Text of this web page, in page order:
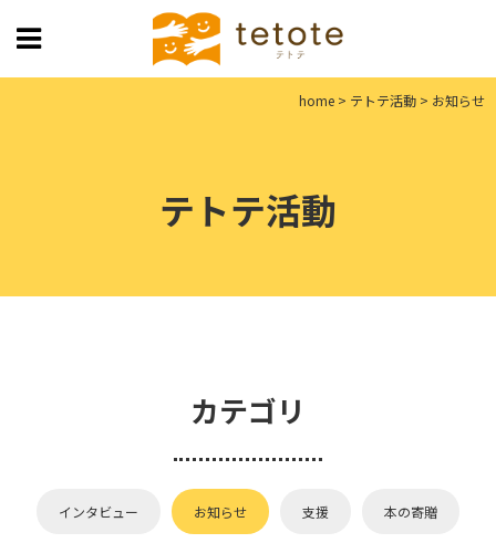
home > テトテ活動 > お知らせ
テトテ活動
カテゴリ
インタビュー お知らせ 支援 本の寄贈